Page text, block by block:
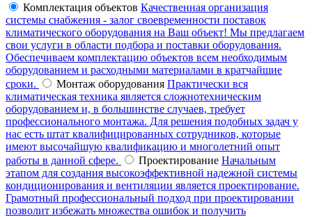
Комплектация объектов Качественная организация
системы снабжения - залог своевременности поставок
климатического оборудования на Ваш объект! Мы предлагаем
свои услуги в области подбора и поставки оборудования.
Обеспечиваем комплектацию объектов всем необходимым
оборудованием и расходными материалами в кратчайшие
сроки.
Монтаж оборудования Практически вся
климатическая техника является сложнотехническим
оборудованием и, в большинстве случаев, требует
профессионального монтажа. Для решения подобных задач у
нас есть штат квалифицированных сотрудников, которые
имеют высочайшую квалификацию и многолетний опыт
работы в данной сфере.
Проектирование Начальным
этапом для создания высокоэффективной надежной системы
кондиционирования и вентиляции является проектирование.
Грамотный профессиональный подход при проектировании
позволит избежать множества ошибок и получить